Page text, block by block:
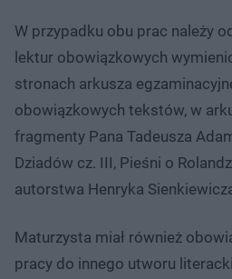
W przypadku obu prac należy
lektur obowiązkowych
stronach arkusza
obowiązkowych tekstów, w
fragmenty Pana Tadeusza
Dziadów cz. III, Pieśni o
autorstwa Henryka
Maturzysta miał również
pracy do innego utworu